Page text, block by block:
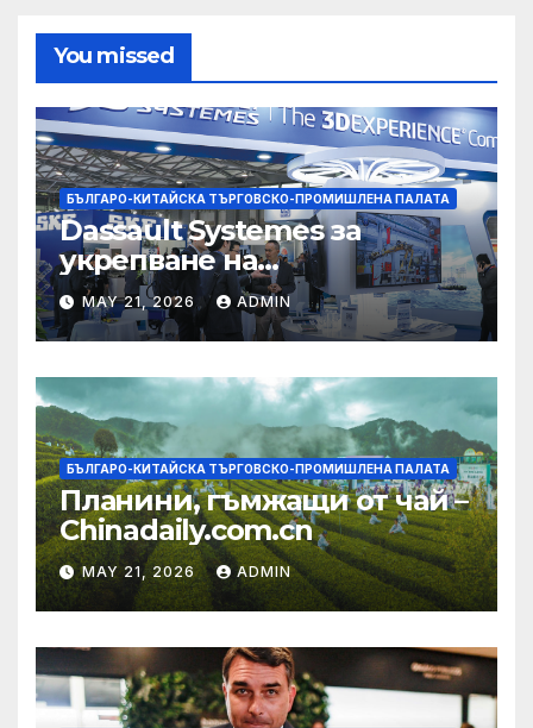
You missed
БЪЛГАРО-КИТАЙСКА ТЪРГОВСКО-ПРОМИШЛЕНА ПАЛАТА
Dassault Systemes за
укрепване на
изграждането на AI
екосистема в Китай
MAY 21, 2026 ADMIN
БЪЛГАРО-КИТАЙСКА ТЪРГОВСКО-ПРОМИШЛЕНА ПАЛАТА
Планини, гъмжащи от чай –
Chinadaily.com.cn
MAY 21, 2026 ADMIN